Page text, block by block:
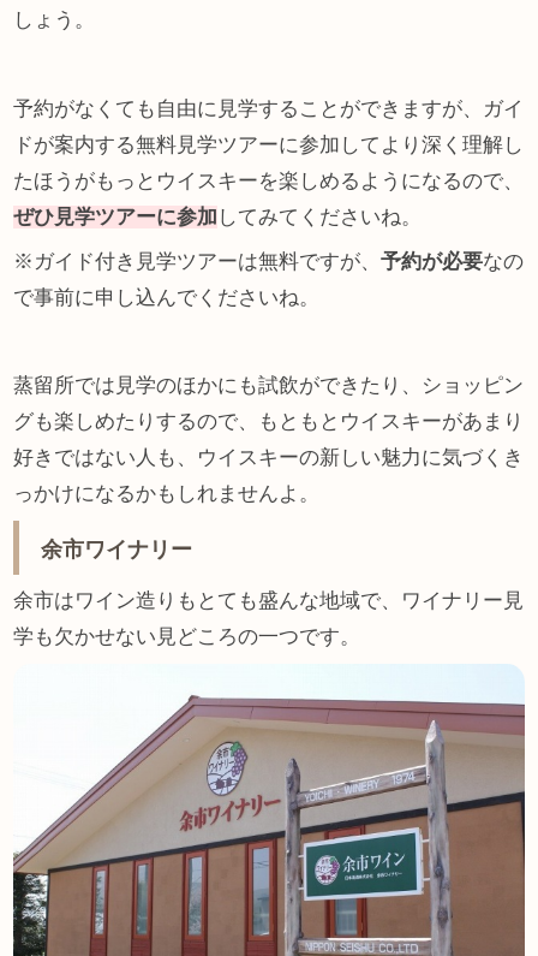
しょう。
予約がなくても自由に見学することができますが、ガイ
ドが案内する無料見学ツアーに参加してより深く理解し
たほうがもっとウイスキーを楽しめるようになるので、
ぜひ見学ツアーに参加 してみてくださいね。
※ガイド付き見学ツアーは無料ですが、予約が必要なの
で事前に申し込んでくださいね。
蒸留所では見学のほかにも試飲ができたり、ショッピン
グも楽しめたりするので、もともとウイスキーがあまり
好きではない人も、ウイスキーの新しい魅力に気づくき
っかけになるかもしれませんよ。
余市ワイナリー
余市はワイン造りもとても盛んな地域で、ワイナリー見
学も欠かせない見どころの一つです。